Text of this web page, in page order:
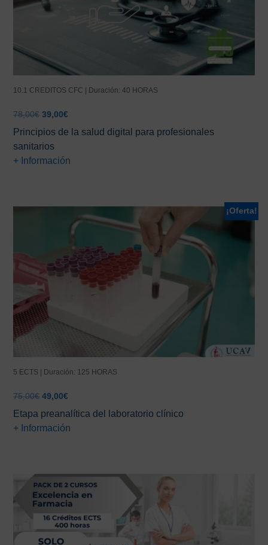
10.1 CREDITOS CFC | Duración: 40 HORAS
78,00€ El
precio
original
era:
78,00€.
39,00€El
precio
actual
39,00€.
Principios de la salud digital para profesionales
sanitarios
+ Información
¡Oferta!
5 ECTS | Duración: 125 HORAS
75,00€ El
original
era:
49,00€El
precio
actual
es:
Etapa preanalítica del laboratorio clínico
+ Información